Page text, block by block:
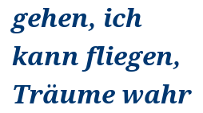
gehen, ich
kann fliegen,
Träume wahr